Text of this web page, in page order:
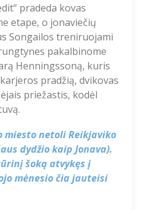
“ pradeda kovas
etape, o jonaviečių
Songailos treniruojami
pakalbinome
Henningssoną, kuris
pradžią, dvikovas
priežastis, kodėl
miesto netoli Reikjaviko
dydžio kaip Jonava).
šoką atvykęs į
mėnesio čia jauteisi